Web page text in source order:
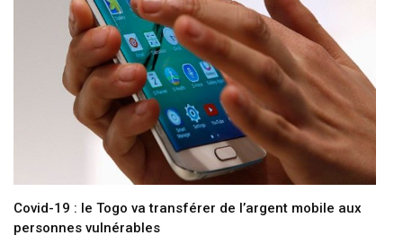
Covid-19 : le Togo va transférer de l’argent mobile aux
personnes vulnérables